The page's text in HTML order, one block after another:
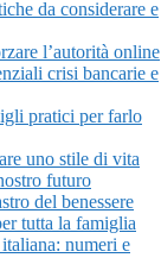
da considerare e
l’autorità online
crisi bancarie e
pratici per farlo
uno stile di vita
futuro
del benessere
tutta la famiglia
numeri e